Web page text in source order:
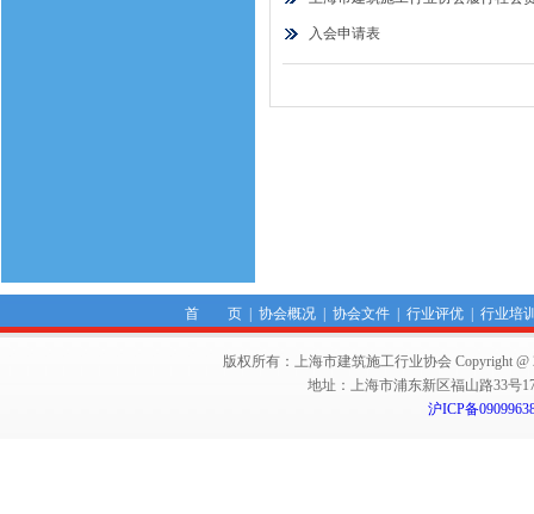
入会申请表
首 页| 协会概况| 协会文件| 行业评优| 行业培
版权所有：上海市建筑施工行业协会 Copyright @
地址：上海市浦东新区福山路33号
沪ICP备